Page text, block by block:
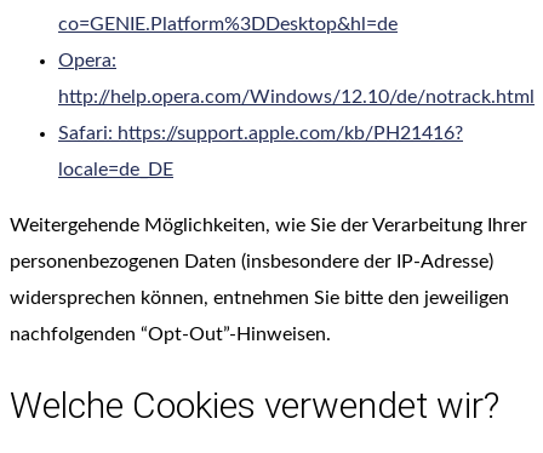
co=GENIE.Platform%3DDesktop&hl=de
Opera:
http://help.opera.com/Windows/12.10/de/notrack.html
Safari: https://support.apple.com/kb/PH21416?
locale=de_DE
Weitergehende Möglichkeiten, wie Sie der Verarbeitung Ihrer
personenbezogenen Daten (insbesondere der IP-Adresse)
widersprechen können, entnehmen Sie bitte den jeweiligen
nachfolgenden “Opt-Out”-Hinweisen.
Welche Cookies verwendet wir?